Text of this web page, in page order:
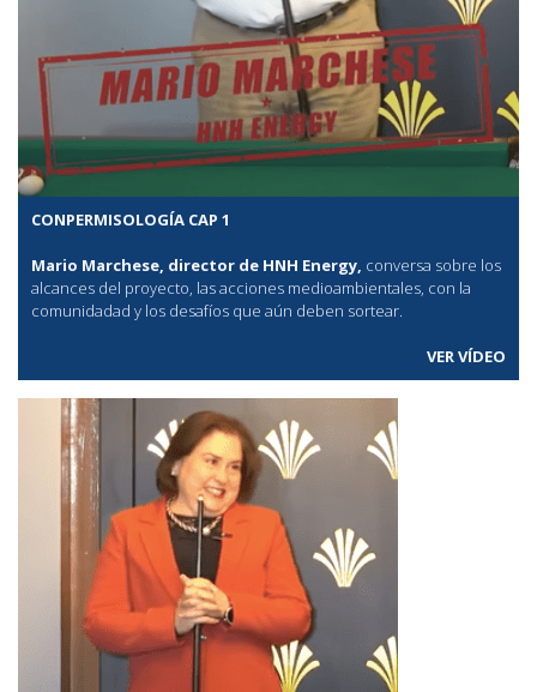
CONPERMISOLOGÍA CAP 1
Mario Marchese, director de HNH Energy, conversa sobre los
alcances del proyecto, las acciones medioambientales, con la
comunidadad y los desafíos que aún deben sortear.
VER VÍDEO